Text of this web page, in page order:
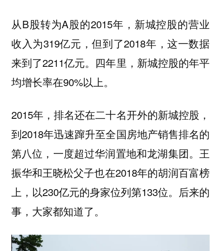
从B股转为A股的2015年，新城控股的营业
收入为319亿元，但到了2018年，这一数据
来到了2211亿元。四年里，新城控股的年平
均增长率在90%以上。
2015年，排名还在二十名开外的新城控股，
到2018年迅速蹿升至全国房地产销售排名的
第八位，一度超过华润置地和龙湖集团。王
振华和王晓松父子也在2018年的胡润百富榜
上，以230亿元的身家位列第133位。后来的
事，大家都知道了。